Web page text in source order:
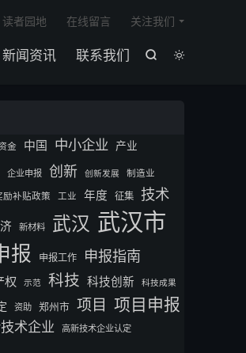


新闻资讯 联系我们
读者园地 在线留言 关注我们
金 中国 中小企业 产业
企业申报 创新 创新发展 制造业
励补贴政策 工业 年度 征集 技术
新材料 武汉 武汉市
报 申报工作 申报指南
权 示范 科技 科技创新 科技成果
资助 郑州市 项目 项目申报
术企业 高新技术企业认定